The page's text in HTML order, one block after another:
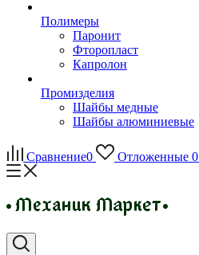
Полимеры
Паронит
Фторопласт
Капролон
Промизделия
Шайбы медные
Шайбы алюминиевые
Сравнение0 Отложенные 0